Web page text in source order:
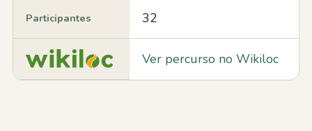
Participantes 32
Ver percurso no Wikiloc